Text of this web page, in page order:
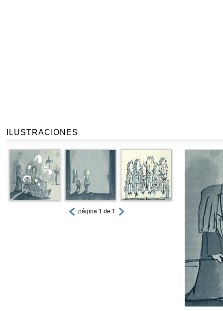
ILUSTRACIONES
página 1 de 1